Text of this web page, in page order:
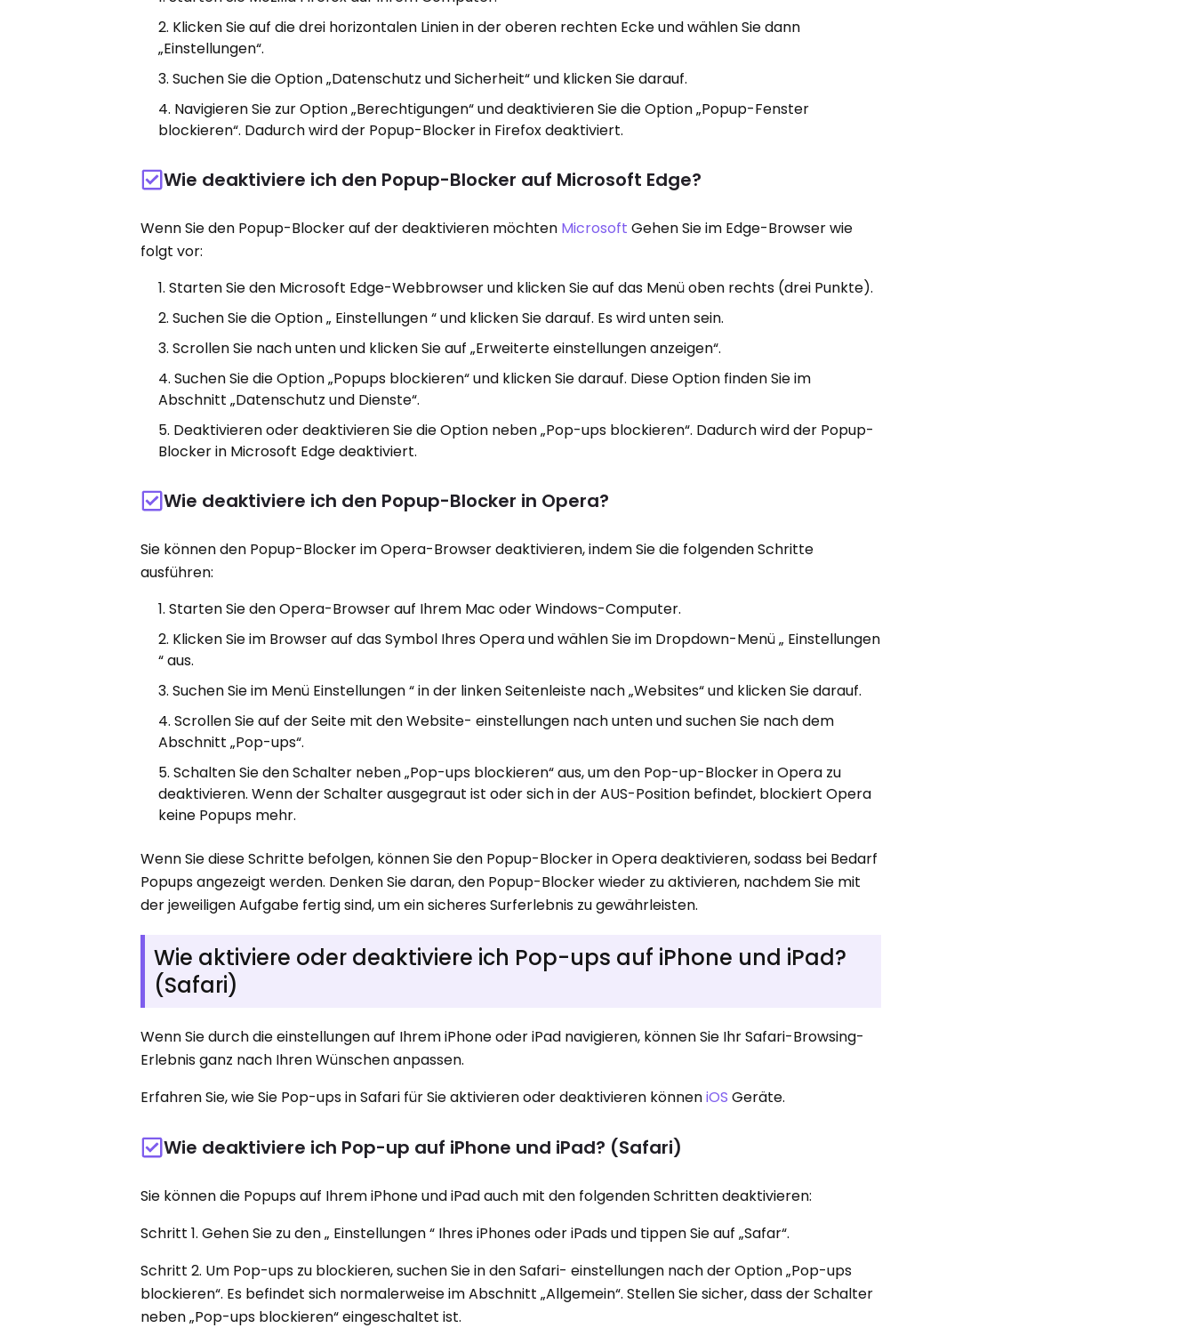
Klicken Sie auf die drei horizontalen Linien in der oberen rechten Ecke und wählen Sie dann
„Einstellungen“.
Suchen Sie die Option „Datenschutz und Sicherheit“ und klicken Sie darauf.
Navigieren Sie zur Option „Berechtigungen“ und deaktivieren Sie die Option „Popup-Fenster
blockieren“. Dadurch wird der Popup-Blocker in Firefox deaktiviert.
Wie deaktiviere ich den Popup-Blocker auf Microsoft Edge?
Wenn Sie den Popup-Blocker auf der deaktivieren möchten Microsoft Gehen Sie im Edge-Browser wie
folgt vor:
Starten Sie den Microsoft Edge-Webbrowser und klicken Sie auf das Menü oben rechts (drei Punkte).
Suchen Sie die Option „ Einstellungen “ und klicken Sie darauf. Es wird unten sein.
Scrollen Sie nach unten und klicken Sie auf „Erweiterte einstellungen anzeigen“.
Suchen Sie die Option „Popups blockieren“ und klicken Sie darauf. Diese Option finden Sie im
Abschnitt „Datenschutz und Dienste“.
Deaktivieren oder deaktivieren Sie die Option neben „Pop-ups blockieren“. Dadurch wird der Popup-
Blocker in Microsoft Edge deaktiviert.
Wie deaktiviere ich den Popup-Blocker in Opera?
Sie können den Popup-Blocker im Opera-Browser deaktivieren, indem Sie die folgenden Schritte
ausführen:
Starten Sie den Opera-Browser auf Ihrem Mac oder Windows-Computer.
Klicken Sie im Browser auf das Symbol Ihres Opera und wählen Sie im Dropdown-Menü „ Einstellungen
“ aus.
Suchen Sie im Menü Einstellungen “ in der linken Seitenleiste nach „Websites“ und klicken Sie darauf.
Scrollen Sie auf der Seite mit den Website- einstellungen nach unten und suchen Sie nach dem
Abschnitt „Pop-ups“.
Schalten Sie den Schalter neben „Pop-ups blockieren“ aus, um den Pop-up-Blocker in Opera zu
deaktivieren. Wenn der Schalter ausgegraut ist oder sich in der AUS-Position befindet, blockiert Opera
keine Popups mehr.
Wenn Sie diese Schritte befolgen, können Sie den Popup-Blocker in Opera deaktivieren, sodass bei Bedarf
Popups angezeigt werden. Denken Sie daran, den Popup-Blocker wieder zu aktivieren, nachdem Sie mit
der jeweiligen Aufgabe fertig sind, um ein sicheres Surferlebnis zu gewährleisten.
Wie aktiviere oder deaktiviere ich Pop-ups auf iPhone und iPad?
(Safari)
Wenn Sie durch die einstellungen auf Ihrem iPhone oder iPad navigieren, können Sie Ihr Safari-Browsing-
Erlebnis ganz nach Ihren Wünschen anpassen.
Erfahren Sie, wie Sie Pop-ups in Safari für Sie aktivieren oder deaktivieren könneniOSGeräte.
Wie deaktiviere ich Pop-up auf iPhone und iPad? (Safari)
Sie können die Popups auf Ihrem iPhone und iPad auch mit den folgenden Schritten deaktivieren:
Schritt 1. Gehen Sie zu den „ Einstellungen “ Ihres iPhones oder iPads und tippen Sie auf „Safar“.
Schritt 2. Um Pop-ups zu blockieren, suchen Sie in den Safari- einstellungen nach der Option „Pop-ups
blockieren“. Es befindet sich normalerweise im Abschnitt „Allgemein“. Stellen Sie sicher, dass der Schalter
neben „Pop-ups blockieren“ eingeschaltet ist.